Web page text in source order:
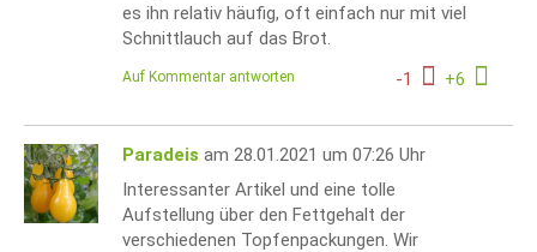
es ihn relativ häufig, oft einfach nur mit viel
Schnittlauch auf das Brot.
-1 +6
Auf Kommentar antworten
Paradeis am 28.01.2021 um 07:26 Uhr
Interessanter Artikel und eine tolle
Aufstellung über den Fettgehalt der
verschiedenen Topfenpackungen. Wir